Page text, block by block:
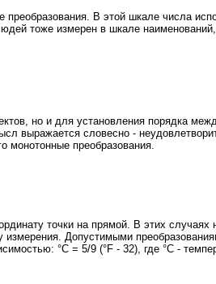
В этой шкале числа
тоже измерен в шкале
но и для установления порядка
выражается словесно -
монотонные преобразования.
точки на прямой. В этих
Допустимыми
°C = 5/9 (°F - 32), где °C -